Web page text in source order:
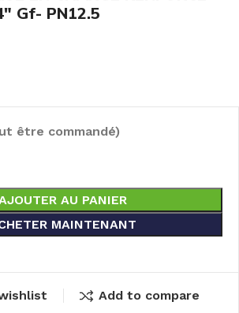
Gf- PN12.5
être commandé)
AU PANIER
MAINTENANT
Add to compare